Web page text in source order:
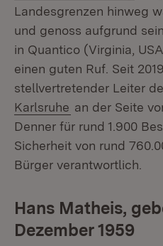
Landesgrenzen hinweg
und genoss aufgrund
in Quantico (Virginia,
einen guten Ruf. Seit
stellvertretender Leiter
Karlsruhe (Öffnet in
an der Seite
Denner für rund 1.900
Sicherheit von rund
Bürger verantwortlich.
Hans Matheis,
Dezember 1959